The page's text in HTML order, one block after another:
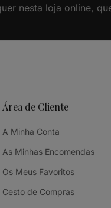
nesta loja online,
Área de Cliente
A Minha Conta
As Minhas Encomendas
Os Meus Favoritos
Cesto de Compras